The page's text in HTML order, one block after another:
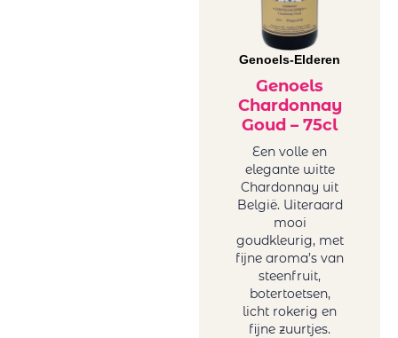
Genoels-Elderen
Genoels
Chardonnay
Goud – 75cl
Een volle en
elegante witte
Chardonnay uit
België. Uiteraard
mooi
goudkleurig, met
fijne aroma’s van
steenfruit,
botertoetsen,
licht rokerig en
fijne zuurtjes.